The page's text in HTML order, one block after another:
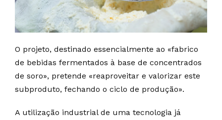
O projeto, destinado essencialmente ao «fabrico
de bebidas fermentados à base de concentrados
de soro», pretende «reaproveitar e valorizar este
subproduto, fechando o ciclo de produção».
A utilização industrial de uma tecnologia já